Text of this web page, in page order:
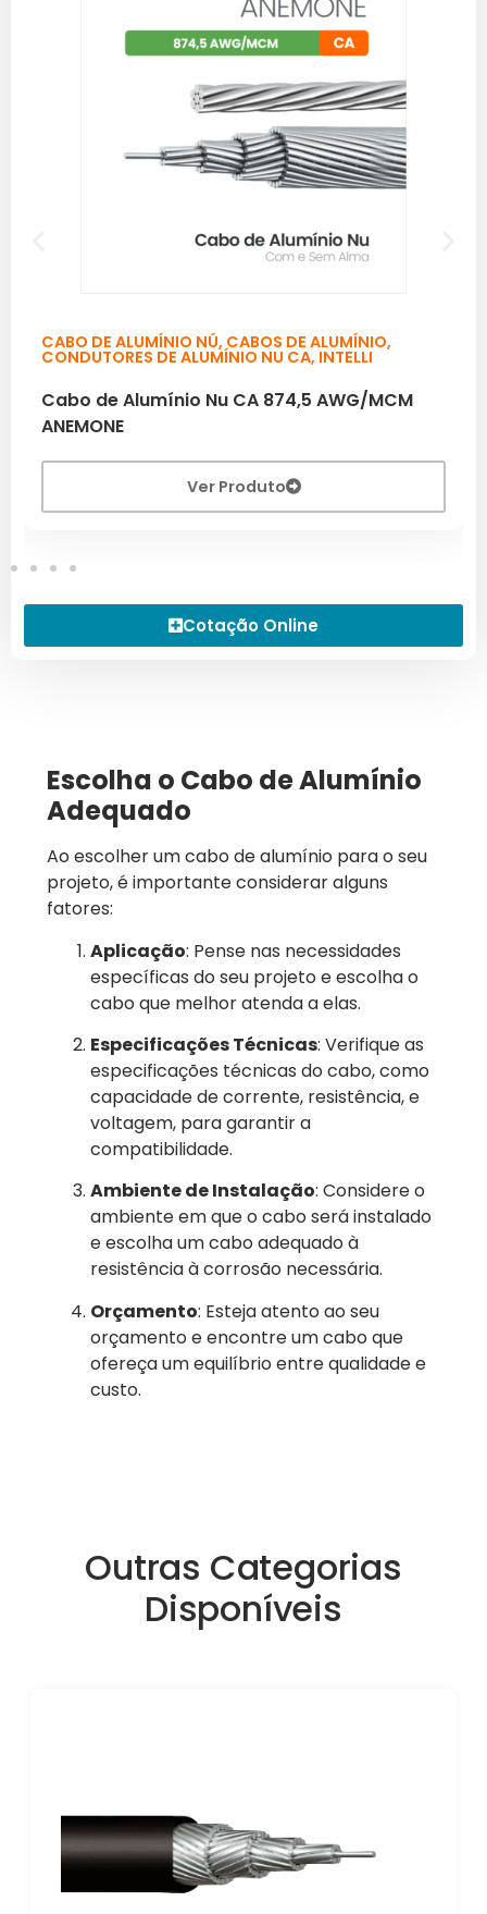
CABO DE ALUMÍNIO NÚ, CABOS DE ALUMÍNIO,
CONDUTORES DE ALUMÍNIO NU CA, INTELLI
Cabo de Alumínio Nu CA 874,5 AWG/MCM
ANEMONE
Ver Produto
Cotação Online
Escolha o Cabo de Alumínio
Adequado
Ao escolher um cabo de alumínio para o seu
projeto, é importante considerar alguns
fatores:
Aplicação: Pense nas necessidades
específicas do seu projeto e escolha o
cabo que melhor atenda a elas.
Especificações Técnicas: Verifique as
especificações técnicas do cabo, como
capacidade de corrente, resistência, e
voltagem, para garantir a
compatibilidade.
Ambiente de Instalação: Considere o
ambiente em que o cabo será instalado
e escolha um cabo adequado à
resistência à corrosão necessária.
Orçamento: Esteja atento ao seu
orçamento e encontre um cabo que
ofereça um equilíbrio entre qualidade e
custo.
Outras Categorias
Disponíveis